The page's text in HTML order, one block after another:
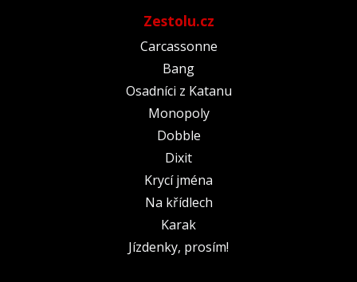
Zestolu.cz
Carcassonne
Bang
Osadníci z Katanu
Monopoly
Dobble
Dixit
Krycí jména
Na křídlech
Karak
Jízdenky, prosím!